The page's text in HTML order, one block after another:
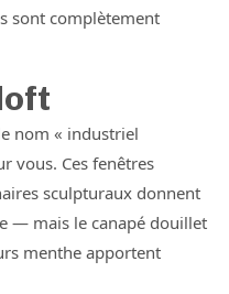
sont complètement
nom « industriel
vous. Ces fenêtres
sculpturaux donnent
— mais le canapé douillet
menthe apportent